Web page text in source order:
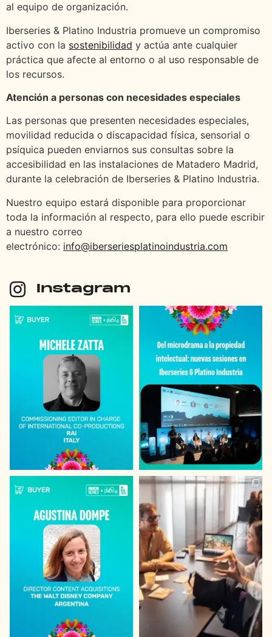
al equipo de organización.
Iberseries & Platino Industria promueve un compromiso
activo con la sostenibilidad y actúa ante cualquier
práctica que afecte al entorno o al uso responsable de
los recursos.
Atención a personas con necesidades especiales
Las personas que presenten necesidades especiales,
movilidad reducida o discapacidad física, sensorial o
psíquica pueden enviarnos sus consultas sobre la
accesibilidad en las instalaciones de Matadero Madrid,
durante la celebración de Iberseries & Platino Industria.
Nuestro equipo estará disponible para proporcionar
toda la información al respecto, para ello puede escribir
a nuestro correo
electrónico: info@iberseriesplatinoindustria.com
Instagram